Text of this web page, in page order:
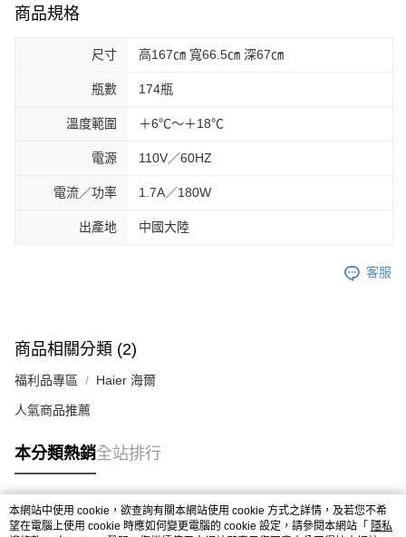
商品規格
尺寸 高167㎝ 寬66.5㎝ 深67㎝
瓶數 174瓶
溫度範圍 ＋6℃～＋18℃
電源 110V／60HZ
電流／功率 1.7A／180W
出產地 中國大陸
客服
商品相關分類 (2)
福利品專區 Haier 海爾
人氣商品推薦
本分類熱銷全站排行
熱門標籤
本網站中使用 cookie，欲查詢有關本網站使用 cookie 方式之詳情，及若您不希
望在電腦上使用 cookie 時應如何變更電腦的 cookie 設定，請參閱本網站「 隱私